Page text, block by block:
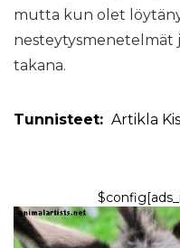
mutta kun olet
nesteytysmenetelmät
takana.
Tunnisteet: Artikla